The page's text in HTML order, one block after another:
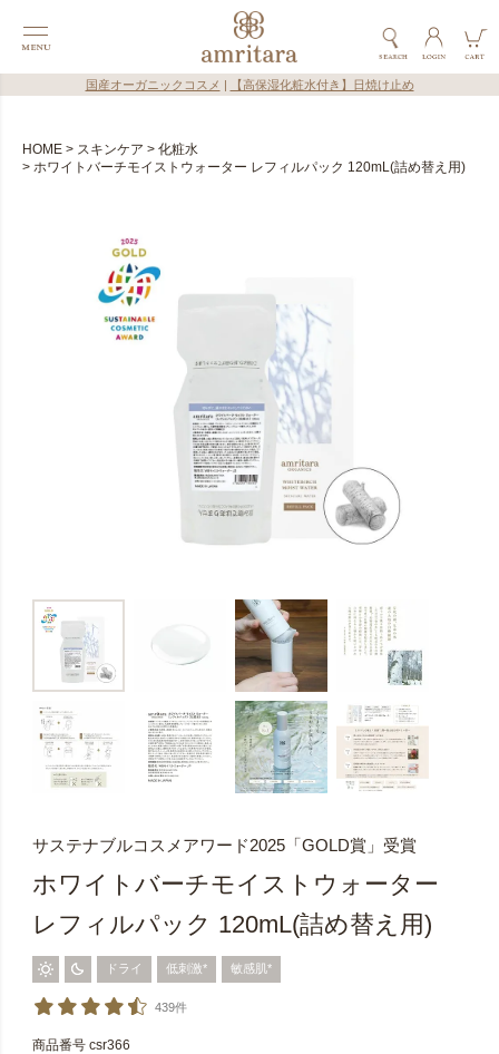
国産オーガニックコスメ 【高保湿化粧水付き】日焼け止め
HOME スキンケア
化粧水
ホワイトバーチモイストウォーター レフィルパック 120mL(詰め替え用)
サステナブルコスメアワード2025「GOLD賞」受賞
ホワイトバーチモイストウォーター
レフィルパック 120mL(詰め替え用)
ドライ 低刺激* 敏感肌*
439件
商品番号 csr366